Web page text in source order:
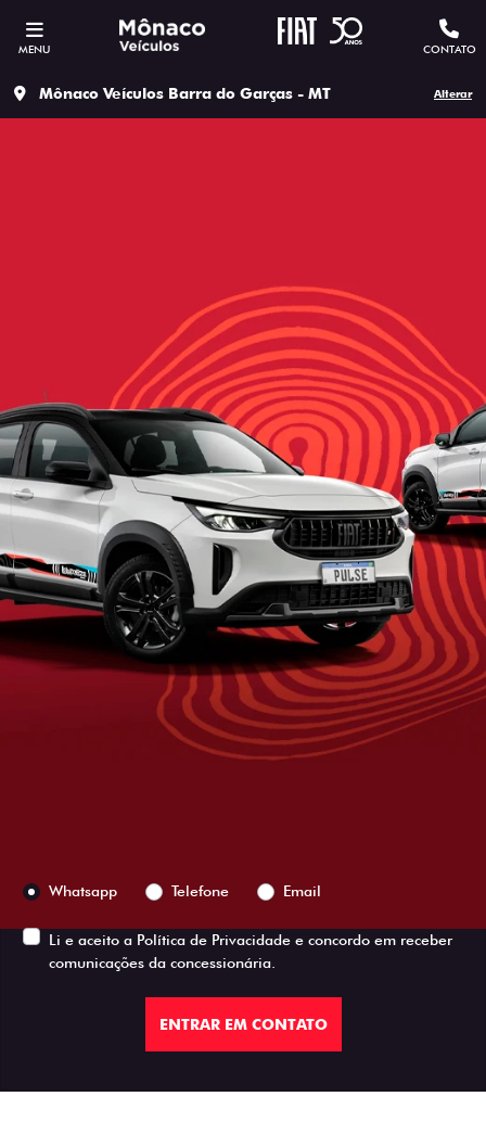
MENU CONTATO
Mônaco Veículos Barra do Garças - MT Alterar
ESTOU INTERESSADO
Whatsapp
Telefone Email
Li e aceito a Política de Privacidade e concordo em receber
comunicações da concessionária.
ENTRAR EM CONTATO